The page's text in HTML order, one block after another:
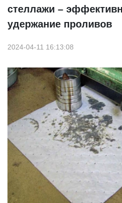
стеллажи –
удержание проливов
2024-04-11 16:13:08